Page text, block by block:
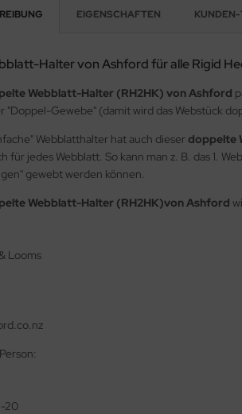
EIGENSCHAFTEN
Halter von Ashford für alle Rigid
Webblatt-Halter (RH2HK) von Ashford
"Doppel-Gewebe" (damit wird das Webstück
Webblatthalter hat auch dieser doppelte
für jedes Webblatt. So kann man z. B. das 1.
gewebt werden können.
Webblatt-Halter (RH2HK)von Ashford
Looms
20